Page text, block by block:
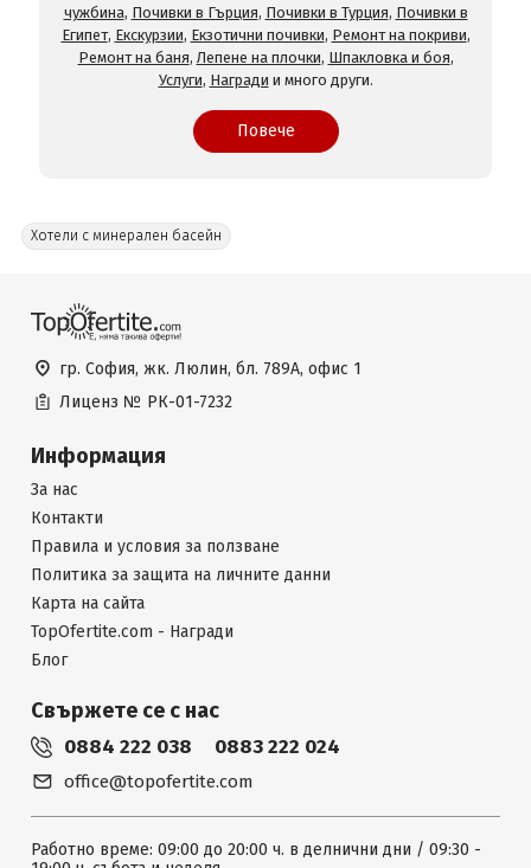
чужбина, Почивки в Гърция, Почивки в Турция, Почивки в
Египет, Екскурзии, Екзотични почивки, Ремонт на покриви,
Ремонт на баня, Лепене на плочки, Шпакловка и боя,
Услуги, Награди и много други.
Повече
Хотели с минерален басейн
гр. София, жк. Люлин, бл. 789А, офис 1
Лиценз № РК-01-7232
Информация
За нас
Контакти
Правила и условия за ползване
Политика за защита на личните данни
Карта на сайта
TopOfertite.com - Награди
Блог
Свържете се с нас
0884 222 038 0883 222 024
office@topofertite.com
Работно време: 09:00 до 20:00 ч. в делнични дни / 09:30 -